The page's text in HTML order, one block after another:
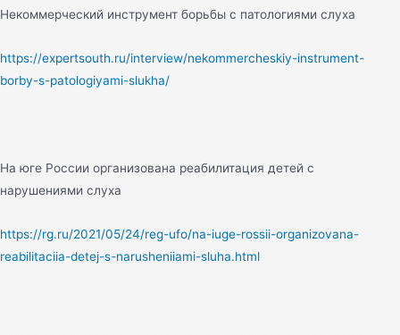
Некоммерческий инструмент борьбы с патологиями слуха
https://expertsouth.ru/interview/nekommercheskiy-instrument-
borby-s-patologiyami-slukha/
На юге России организована реабилитация детей с
нарушениями слуха
https://rg.ru/2021/05/24/reg-ufo/na-iuge-rossii-organizovana-
reabilitaciia-detej-s-narusheniiami-sluha.html